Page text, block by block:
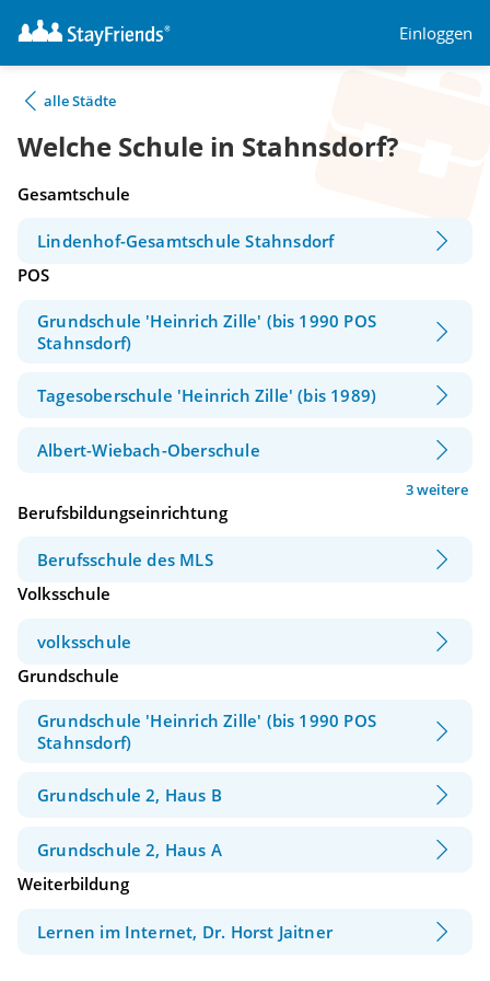
Einloggen
alle Städte
Welche Schule in Stahnsdorf?
Gesamtschule
Lindenhof-Gesamtschule Stahnsdorf
POS
Grundschule 'Heinrich Zille' (bis 1990 POS
Stahnsdorf)
Tagesoberschule 'Heinrich Zille' (bis 1989)
Albert-Wiebach-Oberschule
3 weitere
Berufsbildungseinrichtung
Berufsschule des MLS
Volksschule
volksschule
Grundschule
Grundschule 'Heinrich Zille' (bis 1990 POS
Stahnsdorf)
Grundschule 2, Haus B
Grundschule 2, Haus A
Weiterbildung
Lernen im Internet, Dr. Horst Jaitner